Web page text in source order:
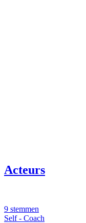
Acteurs
9 stemmen
Self - Coach